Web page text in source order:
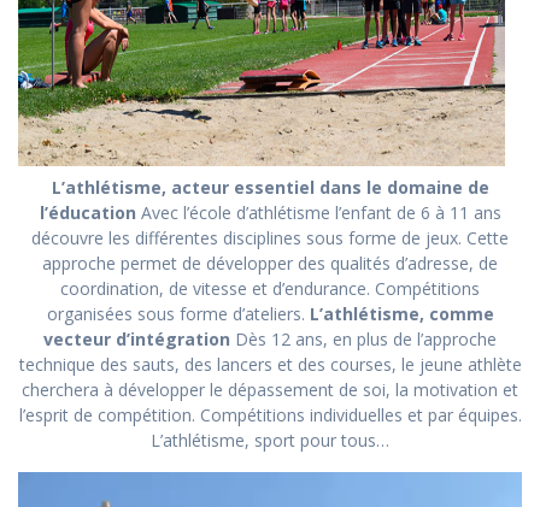
L’athlétisme, acteur essentiel dans le domaine de
l’éducation Avec l’école d’athlétisme l’enfant de 6 à 11 ans
découvre les différentes disciplines sous forme de jeux. Cette
approche permet de développer des qualités d’adresse, de
coordination, de vitesse et d’endurance. Compétitions
organisées sous forme d’ateliers. L’athlétisme, comme
vecteur d’intégration Dès 12 ans, en plus de l’approche
technique des sauts, des lancers et des courses, le jeune athlète
cherchera à développer le dépassement de soi, la motivation et
l’esprit de compétition. Compétitions individuelles et par équipes.
L’athlétisme, sport pour tous…